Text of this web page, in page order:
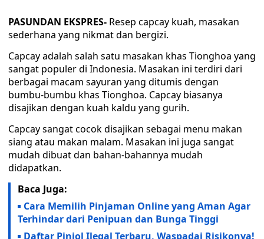
PASUNDAN EKSPRES- Resep capcay kuah, masakan
sederhana yang nikmat dan bergizi.
Capcay adalah salah satu masakan khas Tionghoa yang
sangat populer di Indonesia. Masakan ini terdiri dari
berbagai macam sayuran yang ditumis dengan
bumbu-bumbu khas Tionghoa. Capcay biasanya
disajikan dengan kuah kaldu yang gurih.
Capcay sangat cocok disajikan sebagai menu makan
siang atau makan malam. Masakan ini juga sangat
mudah dibuat dan bahan-bahannya mudah
didapatkan.
Baca Juga:
Cara Memilih Pinjaman Online yang Aman Agar
Terhindar dari Penipuan dan Bunga Tinggi
Daftar Pinjol Ilegal Terbaru, Waspadai Risikonya!